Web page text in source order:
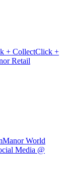
+ CollectClick +
Retail
Manor World
Media @